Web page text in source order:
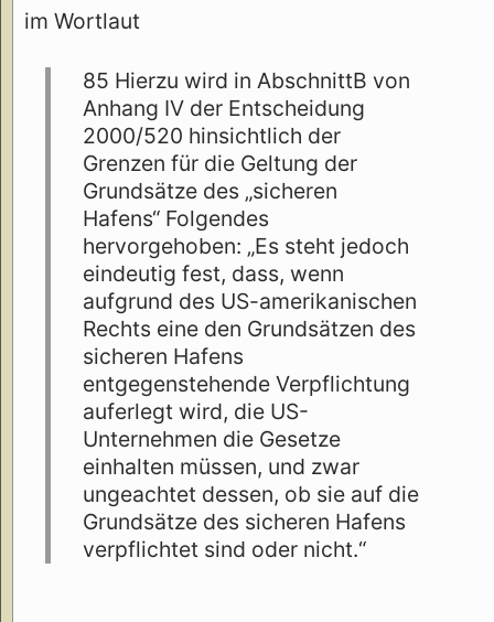
im Wortlaut
85 Hierzu wird in AbschnittB von
Anhang IV der Entscheidung
2000/520 hinsichtlich der
Grenzen für die Geltung der
Grundsätze des „sicheren
Hafens“ Folgendes
hervorgehoben: „Es steht jedoch
eindeutig fest, dass, wenn
aufgrund des US-amerikanischen
Rechts eine den Grundsätzen des
sicheren Hafens
entgegenstehende Verpflichtung
auferlegt wird, die US-
Unternehmen die Gesetze
einhalten müssen, und zwar
ungeachtet dessen, ob sie auf die
Grundsätze des sicheren Hafens
verpflichtet sind oder nicht.“